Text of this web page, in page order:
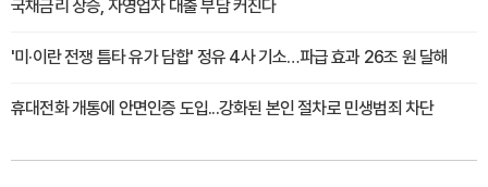
국채금리 상승, 자영업자 대출 부담 커진다
'미·이란 전쟁 틈타 유가 담합' 정유 4사 기소…파급 효과 26조 원 달해
휴대전화 개통에 안면인증 도입...강화된 본인 절차로 민생범죄 차단